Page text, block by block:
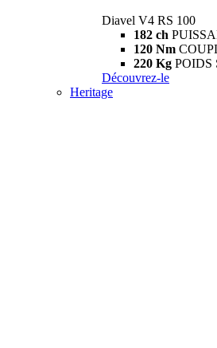
Diavel V4 RS 100
182 ch
120 Nm
220 Kg POIDS
Découvrez-le
Heritage